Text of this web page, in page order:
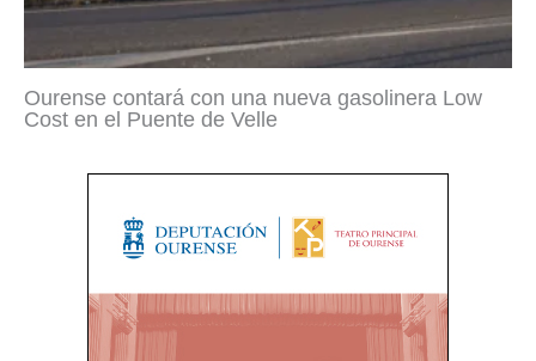
Ourense contará con una nueva gasolinera Low
Cost en el Puente de Velle